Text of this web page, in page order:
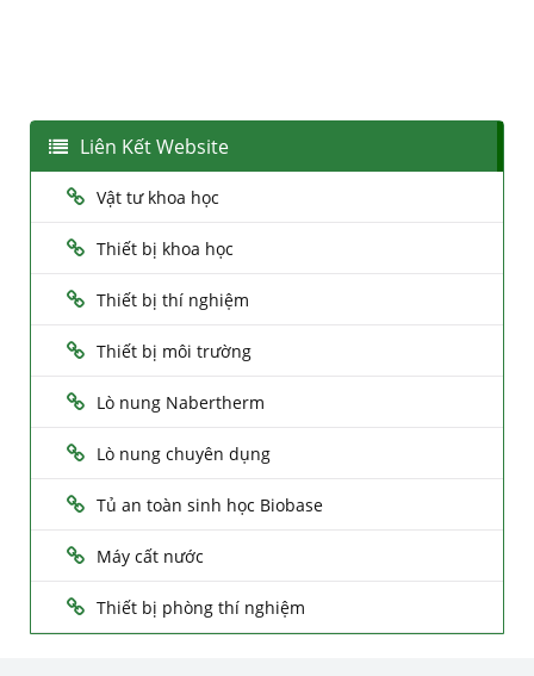
Liên Kết Website
Vật tư khoa học
Thiết bị khoa học
Thiết bị thí nghiệm
Thiết bị môi trường
Lò nung Nabertherm
Lò nung chuyên dụng
Tủ an toàn sinh học Biobase
Máy cất nước
Thiết bị phòng thí nghiệm